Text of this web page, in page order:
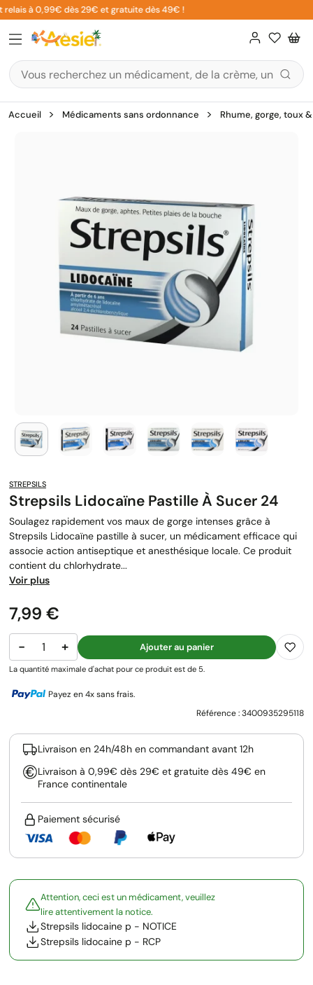
Aller
au
contenu
à 0,99€ dès 29€ et gratuite dès 49€ !
Accueil Médicaments sans ordonnance Rhume, gorge, toux
STREPSILS
Strepsils Lidocaïne Pastille À Sucer 24
Soulagez rapidement vos maux de gorge intenses grâce à
Strepsils Lidocaïne pastille à sucer, un médicament efficace qui
associe action antiseptique et anesthésique locale. Ce produit
contient du chlorhydrate...
Voir plus
Prix
7,99 €
− + Ajouter au panier
La quantité maximale d'achat pour ce produit est de 5.
Payez en 4x sans frais.
Référence :3400935295118
Livraison en 24h/48h en commandant avant 12h
Livraison à 0,99€ dès 29€ et gratuite dès 49€ en
France continentale
Paiement sécurisé
Attention, ceci est un médicament, veuillez
lire attentivement la notice.
Strepsils lidocaine p - NOTICE
Strepsils lidocaine p - RCP